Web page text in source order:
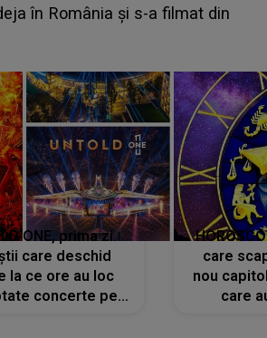
Alexandra?! Aflându-se în fața
IMEDIAT: "Am
ONE, prima zi.
care deschid
la ce ore au loc
concerte pe
care
nou
care